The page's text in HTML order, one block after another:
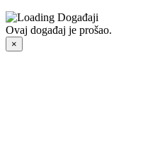
Ovaj događaj je prošao.
×